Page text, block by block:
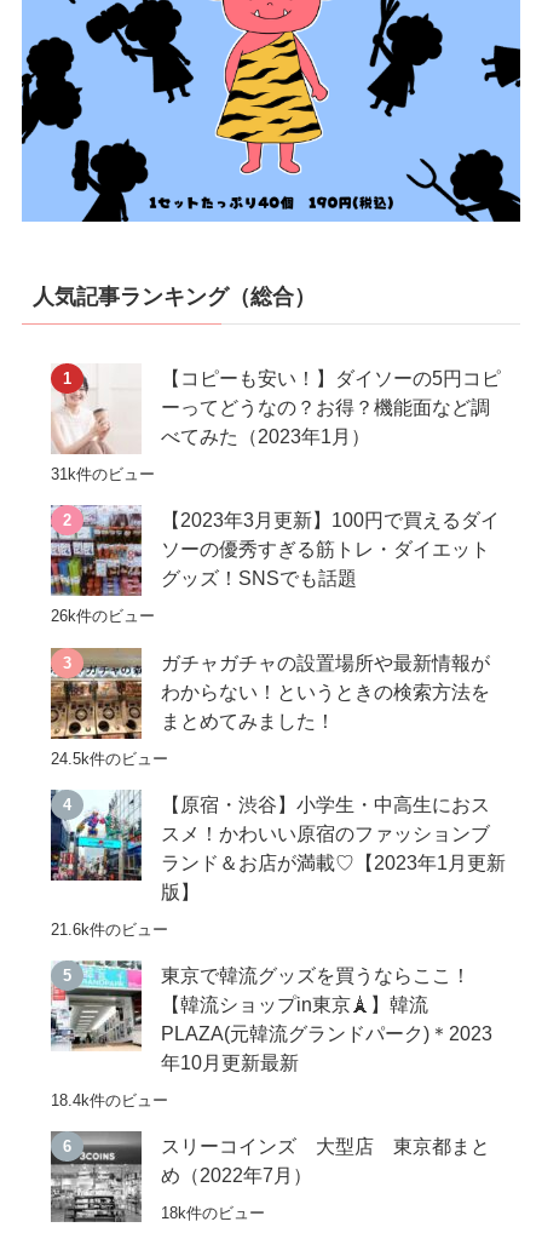
人気記事ランキング（総合）
【コピーも安い！】ダイソーの5円コピ
ーってどうなの？お得？機能面など調
べてみた（2023年1月）
31k件のビュー
【2023年3月更新】100円で買えるダイ
ソーの優秀すぎる筋トレ・ダイエット
グッズ！SNSでも話題
26k件のビュー
ガチャガチャの設置場所や最新情報が
わからない！というときの検索方法を
まとめてみました！
24.5k件のビュー
【原宿・渋谷】小学生・中高生におス
スメ！かわいい原宿のファッションブ
ランド＆お店が満載♡【2023年1月更新
版】
21.6k件のビュー
東京で韓流グッズを買うならここ！
【韓流ショップin東京🗼】韓流
PLAZA(元韓流グランドパーク)＊2023
年10月更新最新
18.4k件のビュー
スリーコインズ 大型店 東京都まと
め（2022年7月）
18k件のビュー